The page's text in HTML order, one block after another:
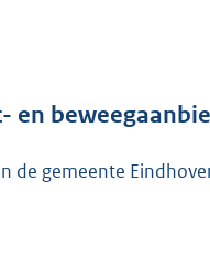
d
g
de gemeente